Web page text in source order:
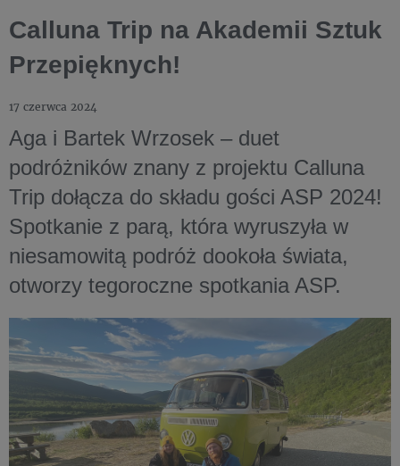
Calluna Trip na Akademii Sztuk
Przepięknych!
17 czerwca 2024
Aga i Bartek Wrzosek – duet
podróżników znany z projektu Calluna
Trip dołącza do składu gości ASP 2024!
Spotkanie z parą, która wyruszyła w
niesamowitą podróż dookoła świata,
otworzy tegoroczne spotkania ASP.